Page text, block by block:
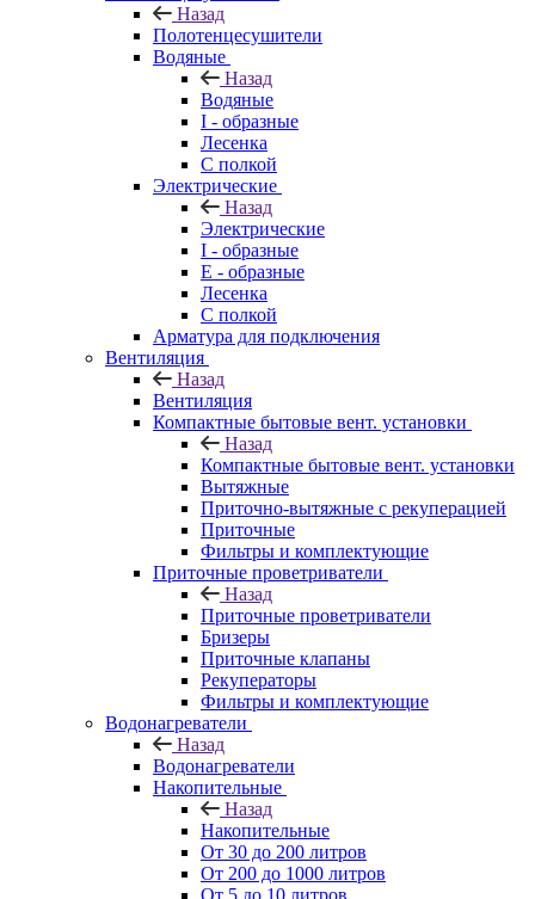
Назад
Полотенцесушители
Водяные
Назад
Водяные
I - образные
Лесенка
С полкой
Электрические
Назад
Электрические
I - образные
E - образные
Лесенка
С полкой
Арматура для подключения
Вентиляция
Назад
Вентиляция
Компактные бытовые вент. установки
Назад
Компактные бытовые вент. установки
Вытяжные
Приточно-вытяжные с рекуперацией
Приточные
Фильтры и комплектующие
Приточные проветриватели
Назад
Приточные проветриватели
Бризеры
Приточные клапаны
Рекуператоры
Фильтры и комплектующие
Водонагреватели
Назад
Водонагреватели
Накопительные
Назад
Накопительные
От 30 до 200 литров
От 200 до 1000 литров
От 5 до 10 литров